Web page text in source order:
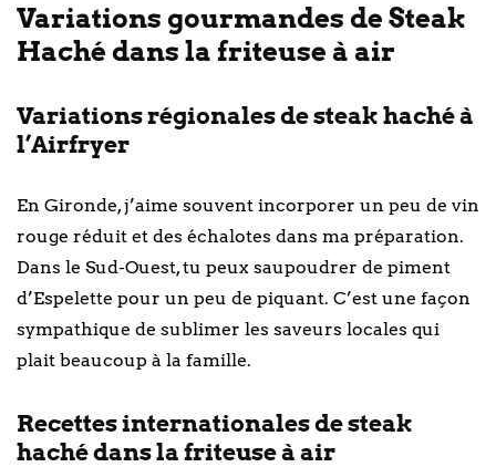
Variations gourmandes de Steak
Haché dans la friteuse à air
Variations régionales de steak haché à
l’Airfryer
En Gironde, j’aime souvent incorporer un peu de vin
rouge réduit et des échalotes dans ma préparation.
Dans le Sud-Ouest, tu peux saupoudrer de piment
d’Espelette pour un peu de piquant. C’est une façon
sympathique de sublimer les saveurs locales qui
plait beaucoup à la famille.
Recettes internationales de steak
haché dans la friteuse à air